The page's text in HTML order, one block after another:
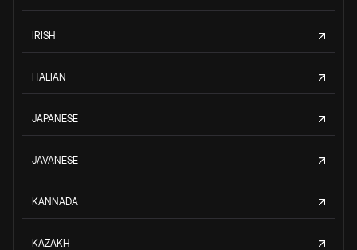
IRISH
ITALIAN
JAPANESE
JAVANESE
KANNADA
KAZAKH